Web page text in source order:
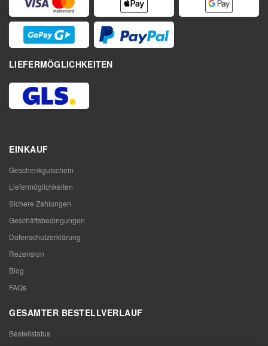
LIEFERMÖGLICHKEITEN
EINKAUF
Geschenkgutschein
Liefermöglichkeiten
Sichere Zahlungen
Geschäftsbedingungen
Datenschutzerklärung
Rezension
Blog
FAQs
GESAMTER BESTELLVERLAUF
Bestellstatus